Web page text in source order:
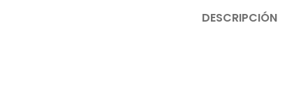
DESCRIPCIÓN